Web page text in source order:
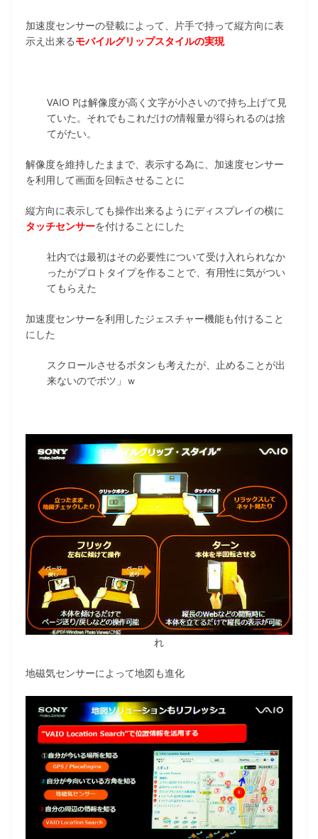
加速度センサーの登載によって、片手で持って縦方向に表
示え出来るモバイルグリップスタイルの実現
VAIO Pは解像度が高く文字が小さいので持ち上げて見
ていた。それでもこれだけの情報量が得られるのは捨
てがたい。
解像度を維持したままで、表示する為に、加速度センサー
を利用して画面を回転させることに
縦方向に表示しても操作出来るようにディスプレイの横に
タッチセンサーを付けることにした
社内では最初はその必要性について受け入れられなか
ったがプロトタイプを作ることで、有用性に気がつい
てもらえた
加速度センサーを利用したジェスチャー機能も付けること
にした
スクロールさせるボタンも考えたが、止めることが出
来ないのでボツ」ｗ
れ
地磁気センサーによって地図も進化